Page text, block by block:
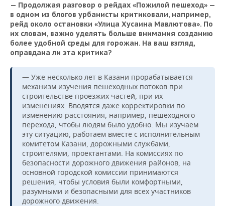
— Продолжая разговор о рейдах «Пожилой пешеход» —
в одном из блогов урбанисты критиковали, например,
рейд около остановки «Улица Хусаина Мавлютова». По
их словам, важно уделять больше внимания созданию
более удобной среды для горожан. На ваш взгляд,
оправдана ли эта критика?
— Уже несколько лет в Казани прорабатывается
механизм изучения пешеходных потоков при
строительстве проезжих частей, при их
изменениях. Вводятся даже корректировки по
изменению расстояния, например, пешеходного
перехода, чтобы людям было удобно. Мы изучаем
эту ситуацию, работаем вместе с исполнительным
комитетом Казани, дорожными службами,
строителями, проектантами. На комиссиях по
безопасности дорожного движения районов, на
основной городской комиссии принимаются
решения, чтобы условия были комфортными,
разумными и безопасными для всех участников
дорожного движения.